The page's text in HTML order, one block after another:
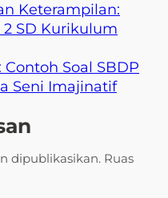
Keterampilan:
2 SD Kurikulum
Soal SBDP
Seni Imajinatif
dipublikasikan. Ruas